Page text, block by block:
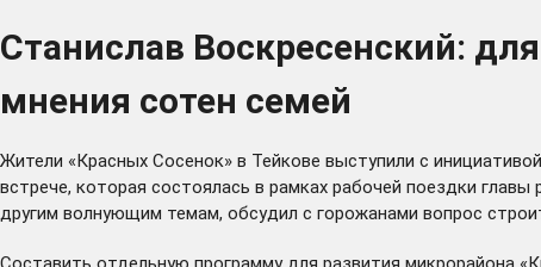
Станислав Воскресенский:
мнения сотен семей
Жители «Красных Сосенок» в Тейкове выступили с
встрече, которая состоялась в рамках рабочей поездки
другим волнующим темам, обсудил с горожанами вопрос